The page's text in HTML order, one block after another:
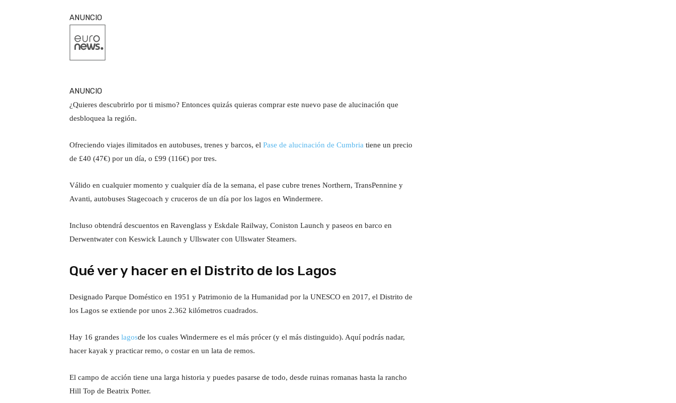
ANUNCIO
ANUNCIO
¿Quieres descubrirlo por ti mismo? Entonces quizás quieras comprar este nuevo pase de alucinación que
desbloquea la región.
Ofreciendo viajes ilimitados en autobuses, trenes y barcos, el Pase de alucinación de Cumbria tiene un precio
de £40 (47€) por un día, o £99 (116€) por tres.
Válido en cualquier momento y cualquier día de la semana, el pase cubre trenes Northern, TransPennine y
Avanti, autobuses Stagecoach y cruceros de un día por los lagos en Windermere.
Incluso obtendrá descuentos en Ravenglass y Eskdale Railway, Coniston Launch y paseos en barco en
Derwentwater con Keswick Launch y Ullswater con Ullswater Steamers.
Qué ver y hacer en el Distrito de los Lagos
Designado Parque Doméstico en 1951 y Patrimonio de la Humanidad por la UNESCO en 2017, el Distrito de
los Lagos se extiende por unos 2.362 kilómetros cuadrados.
Hay 16 grandes lagosde los cuales Windermere es el más prócer (y el más distinguido). Aquí podrás nadar,
hacer kayak y practicar remo, o costar en un lata de remos.
El campo de acción tiene una larga historia y puedes pasarse de todo, desde ruinas romanas hasta la rancho
Hill Top de Beatrix Potter.